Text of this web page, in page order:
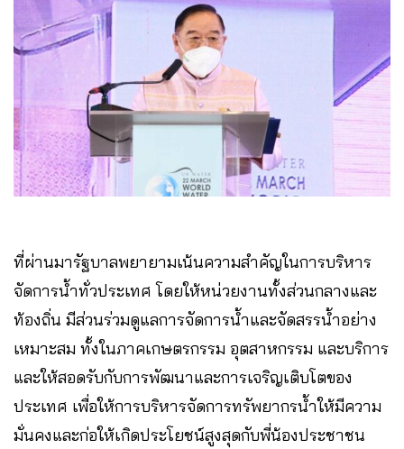
ที่ผ่านมารัฐบาลพยายามเน้นความสำคัญในการบริหาร
จัดการน้ำทั่วประเทศ โดยให้หน่วยงานทั้งส่วนกลางและ
ท้องถิ่น มีส่วนร่วมดูแลการจัดการน้ำและจัดสรรน้ำอย่าง
เหมาะสม ทั้งในภาคเกษตรกรรม อุตสาหกรรม และบริการ
และให้สอดรับกับการพัฒนาและการเจริญเติบโตของ
ประเทศ เพื่อให้การบริหารจัดการทรัพยากรน้ำให้มีความ
มั่นคงและก่อให้เกิดประโยชน์สูงสุดกับพี่น้องประชาชน